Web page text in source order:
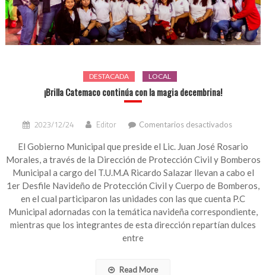
DESTACADA LOCAL
¡Brilla Catemaco continúa con la magia decembrina!
2023/12/24 Editor Comentarios desactivadosen
continúa
la
magia
El Gobierno Municipal que preside el Lic. Juan José Rosario
Morales, a través de la Dirección de Protección Civil y Bomberos
Municipal a cargo del T.U.M.A Ricardo Salazar llevan a cabo el
1er Desfile Navideño de Protección Civil y Cuerpo de Bomberos,
en el cual participaron las unidades con las que cuenta P.C
Municipal adornadas con la temática navideña correspondiente,
mientras que los integrantes de esta dirección repartían dulces
entre
Read More